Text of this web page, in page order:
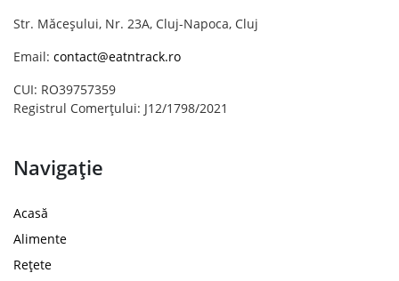
Str. Măceșului, Nr. 23A, Cluj-Napoca, Cluj
Email: contact@eatntrack.ro
CUI: RO39757359
Registrul Comerțului: J12/1798/2021
Navigație
Acasă
Alimente
Rețete